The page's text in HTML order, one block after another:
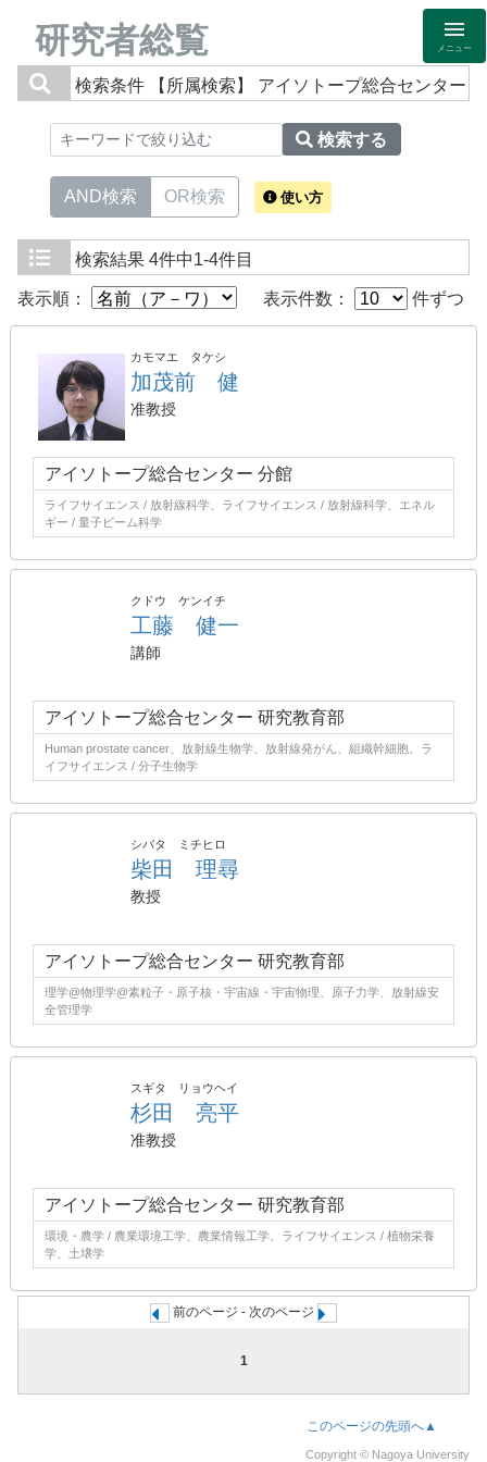
研究者総覧 メニュー
検索条件 【所属検索】 アイソトープ総合センター
検索する
AND検索 OR検索 使い方
検索結果 4件中1-4件目
表示順： 表示件数： 件ずつ
カモマエ タケシ
加茂前 健
准教授
アイソトープ総合センター 分館
ライフサイエンス / 放射線科学、ライフサイエンス / 放射線科学、エネル
ギー / 量子ビーム科学
クドウ ケンイチ
工藤 健一
講師
アイソトープ総合センター 研究教育部
Human prostate cancer、放射線生物学、放射線発がん、組織幹細胞、ラ
イフサイエンス / 分子生物学
シバタ ミチヒロ
柴田 理尋
教授
アイソトープ総合センター 研究教育部
理学@物理学@素粒子・原子核・宇宙線・宇宙物理、原子力学、放射線安
全管理学
スギタ リョウヘイ
杉田 亮平
准教授
アイソトープ総合センター 研究教育部
環境・農学 / 農業環境工学、農業情報工学、ライフサイエンス / 植物栄養
学、土壌学
前のページ - 次のページ
1
このページの先頭へ▲
Copyright © Nagoya University